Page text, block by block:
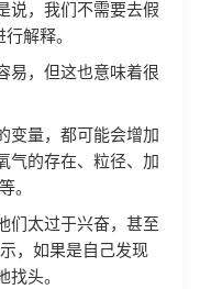
，我们不需要去假
解释。
易，但这也意味着很
变量，都可能会增加
气的存在、粒径、加
。
们太过于兴奋，甚至
，如果是自己发现
找头。